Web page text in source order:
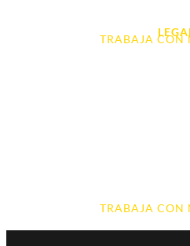
TRABAJA CON
TRABAJA CON